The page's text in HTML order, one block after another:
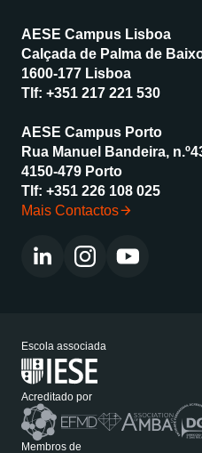
AESE Campus Lisboa
Calçada de Palma de
1600-177 Lisboa
Tlf: +351 217 221 530
AESE Campus Porto
Rua Manuel Bandeira,
4150-479 Porto
Tlf: +351 226 108 025
Mais Contactos
Escola associada
Acreditado por
Membros de